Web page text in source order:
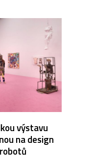
výstavu
na design